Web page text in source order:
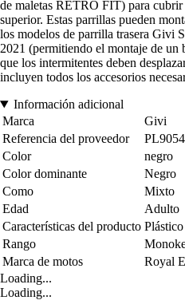
de maletas RETRO FIT) para cubrir
superior. Estas parrillas pueden
los modelos de parrilla trasera Givi
2021 (permitiendo el montaje de un
que los intermitentes deben
incluyen todos los accesorios
Información adicional
Marca
Givi
Referencia del proveedor
PL9054
Color
negro
Color dominante
Negro
Como
Mixto
Edad
Adulto
Características del producto Plástico
Rango
Marca de motos
Royal
Loading...
Loading...